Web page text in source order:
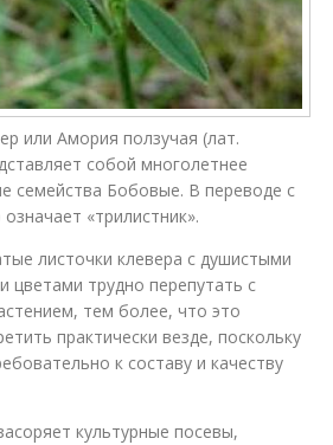
или Амория ползучая (лат.
собой многолетнее
семейства Бобовые. В переводе с
«трилистник».
листочки клевера с душистыми
трудно перепутать с
тем более, что это
практически везде, поскольку
к составу и качеству
культурные посевы,